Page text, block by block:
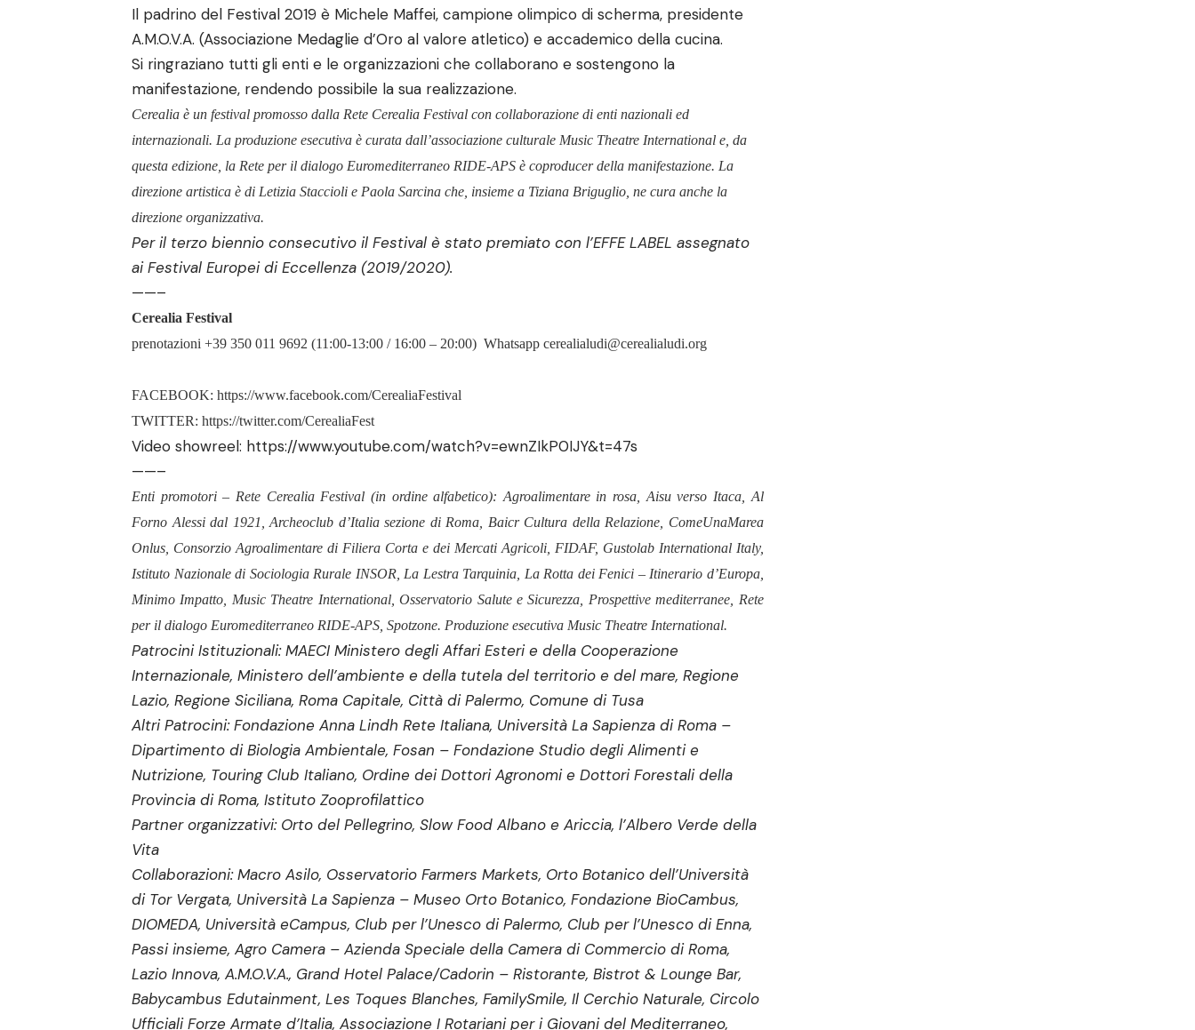
Il padrino del Festival 2019 è Michele Maffei, campione olimpico di scherma, presidente
A.M.O.V.A. (Associazione Medaglie d’Oro al valore atletico) e accademico della cucina.
Si ringraziano tutti gli enti e le organizzazioni che collaborano e sostengono la
manifestazione, rendendo possibile la sua realizzazione.
Cerealia è un festival promosso dalla Rete Cerealia Festival con collaborazione di enti nazionali ed
internazionali. La produzione esecutiva è curata dall’associazione culturale Music Theatre International e, da
questa edizione, la Rete per il dialogo Euromediterraneo RIDE-APS è coproducer della manifestazione. La
direzione artistica è di Letizia Staccioli e Paola Sarcina che, insieme a Tiziana Briguglio, ne cura anche la
direzione organizzativa.
Per il terzo biennio consecutivo il Festival è stato premiato con l’EFFE LABEL assegnato
ai Festival Europei di Eccellenza (2019/2020).
——–
Cerealia Festival
prenotazioni +39 350 011 9692 (11:00-13:00 / 16:00 – 20:00) Whatsapp cerealialudi@cerealialudi.org
FACEBOOK: https://www.facebook.com/CerealiaFestival
TWITTER: https://twitter.com/CerealiaFest
Video showreel: https://www.youtube.com/watch?v=ewnZIkP0IJY&t=47s
——–
Enti promotori – Rete Cerealia Festival (in ordine alfabetico): Agroalimentare in rosa, Aisu verso Itaca, Al
Forno Alessi dal 1921, Archeoclub d’Italia sezione di Roma, Baicr Cultura della Relazione, ComeUnaMarea
Onlus, Consorzio Agroalimentare di Filiera Corta e dei Mercati Agricoli, FIDAF, Gustolab International Italy,
Istituto Nazionale di Sociologia Rurale INSOR, La Lestra Tarquinia, La Rotta dei Fenici – Itinerario d’Europa,
Minimo Impatto, Music Theatre International, Osservatorio Salute e Sicurezza, Prospettive mediterranee, Rete
per il dialogo Euromediterraneo RIDE-APS, Spotzone. Produzione esecutiva Music Theatre International.
Patrocini Istituzionali: MAECI Ministero degli Affari Esteri e della Cooperazione
Internazionale, Ministero dell’ambiente e della tutela del territorio e del mare, Regione
Lazio, Regione Siciliana, Roma Capitale, Città di Palermo, Comune di Tusa
Altri Patrocini: Fondazione Anna Lindh Rete Italiana, Università La Sapienza di Roma –
Dipartimento di Biologia Ambientale, Fosan – Fondazione Studio degli Alimenti e
Nutrizione, Touring Club Italiano, Ordine dei Dottori Agronomi e Dottori Forestali della
Provincia di Roma, Istituto Zooprofilattico
Partner organizzativi: Orto del Pellegrino, Slow Food Albano e Ariccia, l’Albero Verde della
Vita
Collaborazioni: Macro Asilo, Osservatorio Farmers Markets, Orto Botanico dell’Università
di Tor Vergata, Università La Sapienza – Museo Orto Botanico, Fondazione BioCambus,
DIOMEDA, Università eCampus, Club per l’Unesco di Palermo, Club per l’Unesco di Enna,
Passi insieme, Agro Camera – Azienda Speciale della Camera di Commercio di Roma,
Lazio Innova, A.M.O.V.A., Grand Hotel Palace/Cadorin – Ristorante, Bistrot & Lounge Bar,
Babycambus Edutainment, Les Toques Blanches, FamilySmile, Il Cerchio Naturale, Circolo
Ufficiali Forze Armate d’Italia, Associazione I Rotariani per i Giovani del Mediterraneo,